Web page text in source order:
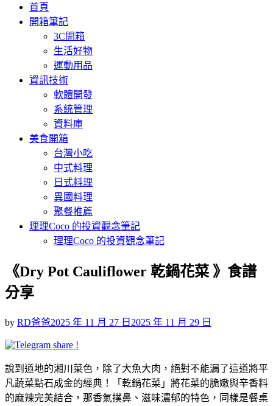
首頁
開箱筆記
3C開箱
生活好物
運動用品
資訊技術
軟體開發
系統管理
資料庫
美食開箱
台灣小吃
中式料理
日式料理
異國料理
聚餐推薦
理理Coco 的投資觀念筆記
理理Coco 的投資觀念筆記
《Dry Pot Cauliflower 乾鍋花菜 》食譜
分享
by RD爸爸Posted
on
2025 年 11 月 27 日 2025 年 11 月 29 日
說到道地的湘川菜色，除了大魚大肉，絕對不能漏了這道將平
凡蔬菜點石成金的經典！「乾鍋花菜」將花菜的脆嫩與辛香料
的麻辣完美結合，那香氣撲鼻、滋味濃郁的特色，同樣是餐桌